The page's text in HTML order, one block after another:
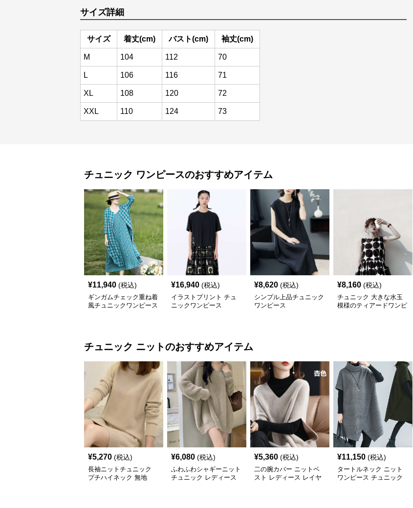
サイズ詳細
サイズ 着丈(cm) バスト(cm) 袖丈(cm)
M 104 112 70
L 106 116 71
XL 108 120 72
XXL 110 124 73
チュニック ワンピースのおすすめアイテム
¥11,940 (税込)
ギンガムチェック重ね着
風チュニックワンピース
¥16,940 (税込)
イラストプリント チュ
ニックワンピース
¥8,620 (税込)
シンプル上品チュニック
ワンピース
¥8,160 (税込)
チュニック 大きな水玉
模様のティアードワンピ
チュニック ニットのおすすめアイテム
¥5,270 (税込)
長袖ニットチュニック
プチハイネック 無地
¥6,080 (税込)
ふわふわシャギーニット
チュニック レディース
¥5,360 (税込)
二の腕カバー ニットベ
スト レディース レイヤ
¥11,150 (税込)
タートルネック ニット
ワンピース チュニック